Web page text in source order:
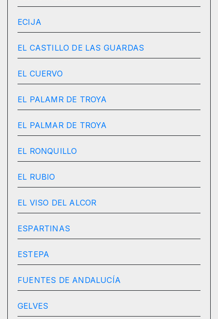
ECIJA
EL CASTILLO DE LAS GUARDAS
EL CUERVO
EL PALAMR DE TROYA
EL PALMAR DE TROYA
EL RONQUILLO
EL RUBIO
EL VISO DEL ALCOR
ESPARTINAS
ESTEPA
FUENTES DE ANDALUCÍA
GELVES